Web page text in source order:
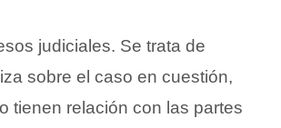
judiciales. Se trata de
sobre el caso en cuestión,
tienen relación con las partes